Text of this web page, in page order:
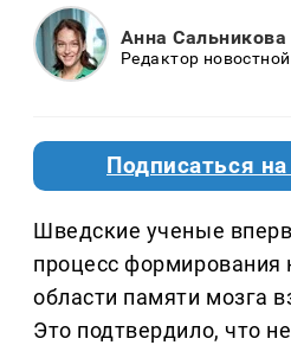
Анна Сальникова
Редактор
Подписаться
Шведские ученые
процесс формирования
области памяти мозга
Это подтвердило, что